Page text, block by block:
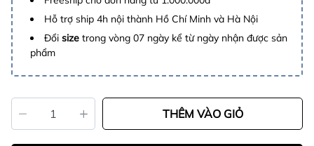
Hỗ trợ ship 4h nội thành Hồ Chí Minh và Hà Nội
Đổi size trong vòng 07 ngày kể từ ngày nhận được sản
phẩm
THÊM VÀO GIỎ